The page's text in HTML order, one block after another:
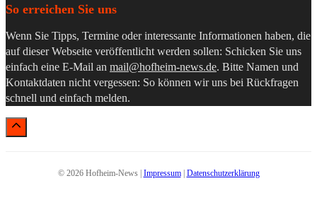
So erreichen Sie uns
Wenn Sie Tipps, Termine oder interessante Informationen haben, die
auf dieser Webseite veröffentlicht werden sollen: Schicken Sie uns
einfach eine E-Mail an mail@hofheim-news.de. Bitte Namen und
Kontaktdaten nicht vergessen: So können wir uns bei Rückfragen
schnell und einfach melden.
© 2026 Hofheim-News | Impressum| Datenschutzerklärung